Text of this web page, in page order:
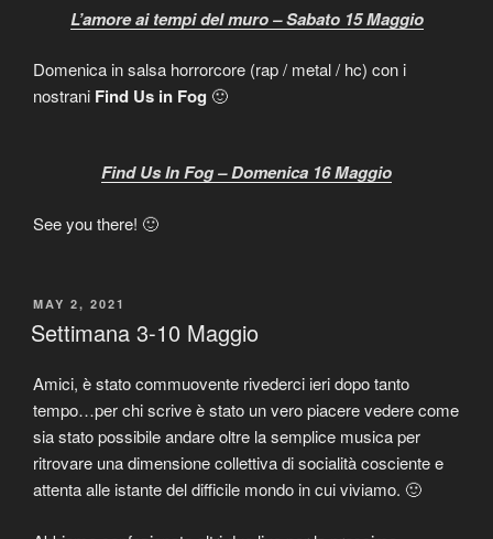
L’amore ai tempi del muro – Sabato 15 Maggio
Domenica in salsa horrorcore (rap / metal / hc) con i
nostrani Find Us in Fog 🙂
Find Us In Fog – Domenica 16 Maggio
See you there! 🙂
POSTED
ON
MAY 2, 2021
Settimana 3-10 Maggio
Amici, è stato commuovente rivederci ieri dopo tanto
tempo…per chi scrive è stato un vero piacere vedere come
sia stato possibile andare oltre la semplice musica per
ritrovare una dimensione collettiva di socialità cosciente e
attenta alle istante del difficile mondo in cui viviamo. 🙂